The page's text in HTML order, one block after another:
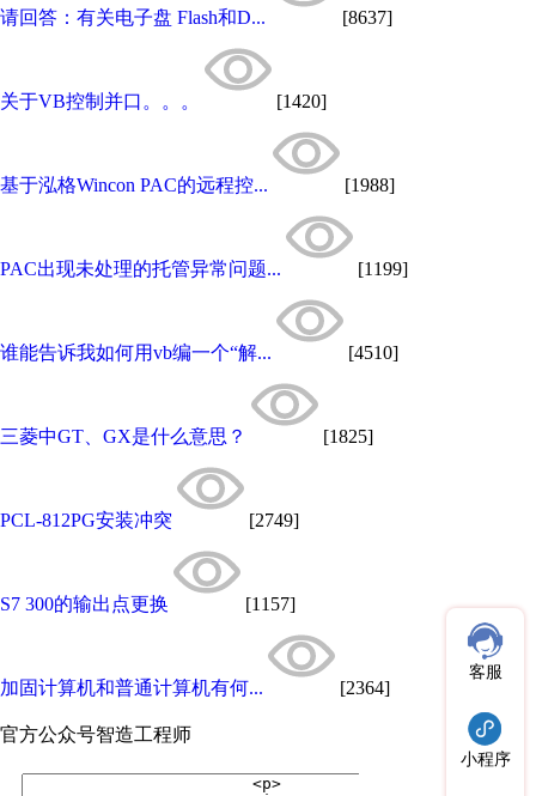
请回答：有关电子盘 Flash和D... [8637]
关于VB控制并口。。。 [1420]
基于泓格Wincon PAC的远程控... [1988]
PAC出现未处理的托管异常问题... [1199]
谁能告诉我如何用vb编一个“解... [4510]
三菱中GT、GX是什么意思？ [1825]
PCL-812PG安装冲突 [2749]
S7 300的输出点更换 [1157]
加固计算机和普通计算机有何... [2364]
官方公众号智造工程师
客服
小程序